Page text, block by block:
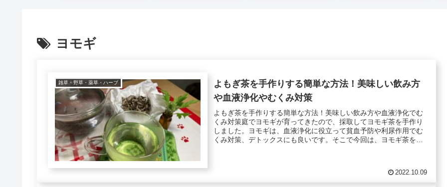
ヨモギ
雑草・野草・薬草・ハーブ
よもぎ茶を手作りする簡単な方法！美味しい飲み方
や血液浄化やむくみ対策
よもぎ茶を手作りする簡単な方法！美味しい飲み方や血液浄化でむ
くみ対策庭でヨモギが育ってきたので、採取してヨモギ茶を手作り
しました。ヨモギは、血液浄化に役立って貧血予防や利尿作用でむ
くみ対策、デトックスにも良いです。そこで今回は、ヨモギ茶を
2022.10.09